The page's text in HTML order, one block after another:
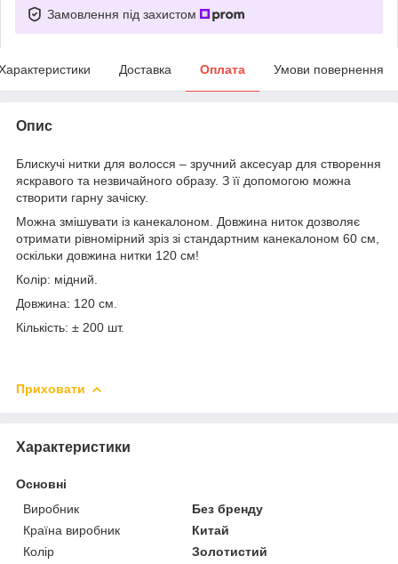
Замовлення під захистом
Доставка Оплата Умови повернення
Опис
Блискучі нитки для волосся – зручний аксесуар для створення
яскравого та незвичайного образу. З її допомогою можна
створити гарну зачіску.
Можна змішувати із канекалоном. Довжина ниток дозволяє
отримати рівномірний зріз зі стандартним канекалоном 60 см,
оскільки довжина нитки 120 см!
Колір: мідний.
Довжина: 120 см.
Кількість: ± 200 шт.
Приховати
Характеристики
Основні
Виробник
Без бренду
Країна виробник
Китай
Колір
Золотистий